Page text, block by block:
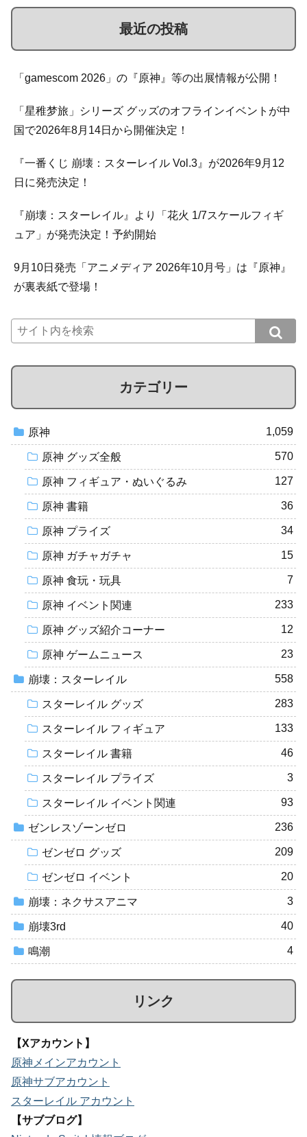
最近の投稿
「gamescom 2026」の『原神』等の出展情報が公開！
「星稚梦旅」シリーズ グッズのオフラインイベントが中
国で2026年8月14日から開催決定！
『一番くじ 崩壊：スターレイル Vol.3』が2026年9月12
日に発売決定！
『崩壊：スターレイル』より「花火 1/7スケールフィギ
ュア」が発売決定！予約開始
9月10日発売「アニメディア 2026年10月号」は『原神』
が裏表紙で登場！
カテゴリー
原神 1,059
原神 グッズ全般 570
原神 フィギュア・ぬいぐるみ 127
原神 書籍 36
原神 プライズ 34
原神 ガチャガチャ 15
原神 食玩・玩具 7
原神 イベント関連 233
原神 グッズ紹介コーナー 12
原神 ゲームニュース 23
崩壊：スターレイル 558
スターレイル グッズ 283
スターレイル フィギュア 133
スターレイル 書籍 46
スターレイル プライズ 3
スターレイル イベント関連 93
ゼンレスゾーンゼロ 236
ゼンゼロ グッズ 209
ゼンゼロ イベント 20
崩壊：ネクサスアニマ 3
崩壊3rd 40
鳴潮 4
リンク
【Xアカウント】
原神メインアカウント
原神サブアカウント
スターレイル アカウント
【サブブログ】